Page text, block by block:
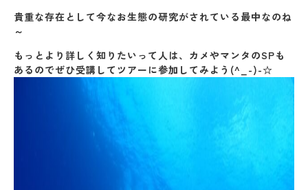
貴重な存在として今なお生態の研究がされている最中なのね
～
もっとより詳しく知りたいって人は、カメやマンタのSPも
あるのでぜひ受講してツアーに参加してみよう(^_-)-☆